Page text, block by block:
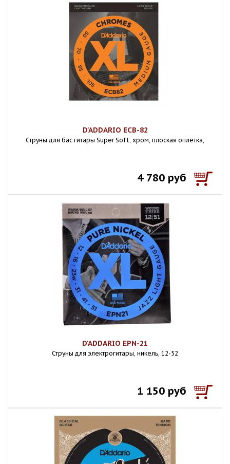
D'ADDARIO ECB-82
Струны для бас гитары Super Soft, хром, плоская оплётка,
4 780 руб
D'ADDARIO EPN-21
Струны для электрогитары, никель, 12-52
1 150 руб